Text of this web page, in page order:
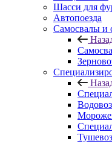
Шасси для
Автопоезда
Самосвалы и